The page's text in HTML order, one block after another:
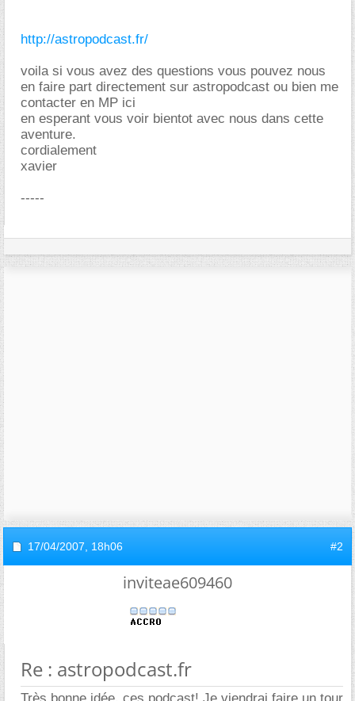
http://astropodcast.fr/
voila si vous avez des questions vous pouvez nous
en faire part directement sur astropodcast ou bien me
contacter en MP ici
en esperant vous voir bientot avec nous dans cette
aventure.
cordialement
xavier
-----
17/04/2007, 18h06 #2
inviteae609460
Re : astropodcast.fr